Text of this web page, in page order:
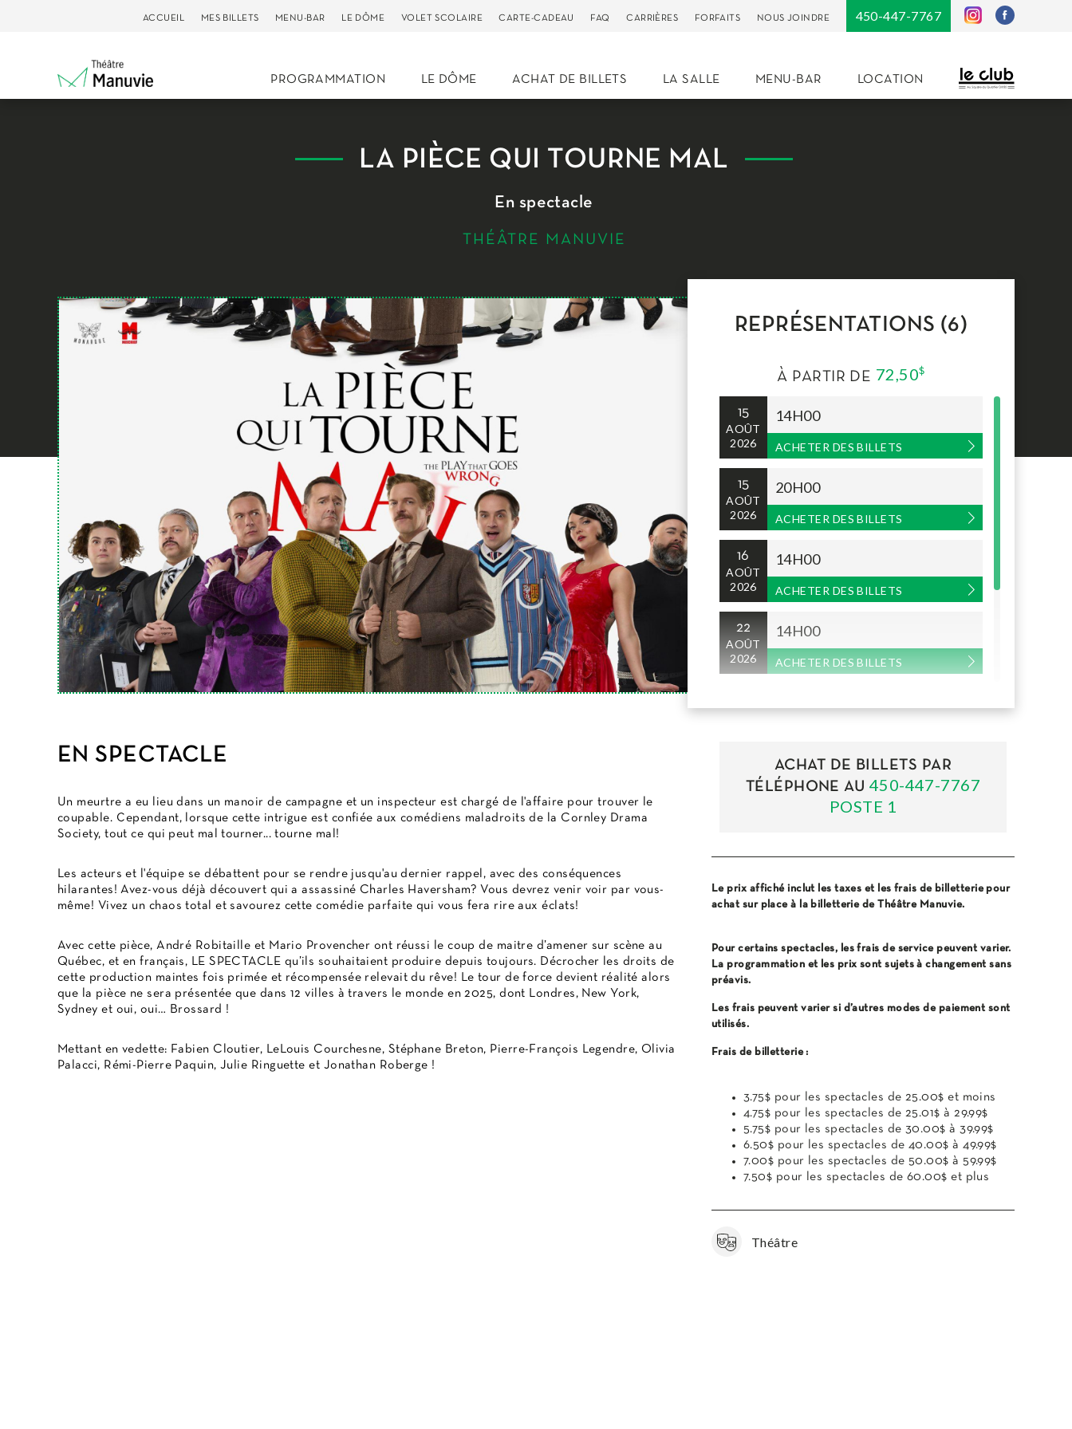
ACCUEIL MES BILLETS MENU-BAR LE DÔME VOLET SCOLAIRE CARTE-CADEAU FAQ CARRIÈRES FORFAITS NOUS JOINDRE 450-447-7767
PROGRAMMATION LE DÔME ACHAT DE BILLETS LA SALLE MENU-BAR LOCATION
LA PIÈCE QUI TOURNE MAL
En spectacle
THÉÂTRE MANUVIE
REPRÉSENTATIONS (6)
À PARTIR DE 72,50$
15
AOÛT
2026
14H00
ACHETER DES BILLETS
15
AOÛT
2026
20H00
ACHETER DES BILLETS
16
AOÛT
2026
14H00
ACHETER DES BILLETS
22
AOÛT
2026
14H00
ACHETER DES BILLETS
AOÛT
AOÛT
14H00
ACHETER DES BILLETS
EN SPECTACLE
Un meurtre a eu lieu dans un manoir de campagne et un inspecteur est chargé de l'affaire pour trouver le
coupable. Cependant, lorsque cette intrigue est confiée aux comédiens maladroits de la Cornley Drama
Society, tout ce qui peut mal tourner... tourne mal!
Les acteurs et l'équipe se débattent pour se rendre jusqu'au dernier rappel, avec des conséquences
hilarantes! Avez-vous déjà découvert qui a assassiné Charles Haversham? Vous devrez venir voir par vous-
même! Vivez un chaos total et savourez cette comédie parfaite qui vous fera rire aux éclats!
Avec cette pièce, André Robitaille et Mario Provencher ont réussi le coup de maitre d’amener sur scène au
Québec, et en français, LE SPECTACLE qu’ils souhaitaient produire depuis toujours. Décrocher les droits de
cette production maintes fois primée et récompensée relevait du rêve! Le tour de force devient réalité alors
que la pièce ne sera présentée que dans 12 villes à travers le monde en 2025, dont Londres, New York,
Sydney et oui, oui… Brossard !
Mettant en vedette: Fabien Cloutier, LeLouis Courchesne, Stéphane Breton, Pierre-François Legendre, Olivia
Palacci, Rémi-Pierre Paquin, Julie Ringuette et Jonathan Roberge !
ACHAT DE BILLETS PAR
TÉLÉPHONE AU 450-447-7767
POSTE 1
Le prix affiché inclut les taxes et les frais de billetterie pour
achat sur place à la billetterie de Théâtre Manuvie.
Pour certains spectacles, les frais de service peuvent varier.
La programmation et les prix sont sujets à changement sans
préavis.
Les frais peuvent varier si d’autres modes de paiement sont
utilisés.
Frais de billetterie :
3.75$ pour les spectacles de 25.00$ et moins
4.75$ pour les spectacles de 25.01$ à 29.99$
5.75$ pour les spectacles de 30.00$ à 39.99$
6.50$ pour les spectacles de 40.00$ à 49.99$
7.00$ pour les spectacles de 50.00$ à 59.99$
7.50$ pour les spectacles de 60.00$ et plus
Théâtre